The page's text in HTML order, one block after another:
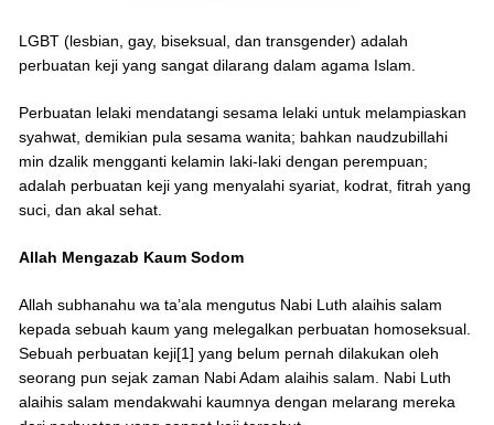
LGBT (lesbian, gay, biseksual, dan transgender) adalah
perbuatan keji yang sangat dilarang dalam agama Islam.
Perbuatan lelaki mendatangi sesama lelaki untuk melampiaskan
syahwat, demikian pula sesama wanita; bahkan naudzubillahi
min dzalik mengganti kelamin laki-laki dengan perempuan;
adalah perbuatan keji yang menyalahi syariat, kodrat, fitrah yang
suci, dan akal sehat.
Allah Mengazab Kaum Sodom
Allah subhanahu wa ta’ala mengutus Nabi Luth alaihis salam
kepada sebuah kaum yang melegalkan perbuatan homoseksual.
Sebuah perbuatan keji[1] yang belum pernah dilakukan oleh
seorang pun sejak zaman Nabi Adam alaihis salam. Nabi Luth
alaihis salam mendakwahi kaumnya dengan melarang mereka